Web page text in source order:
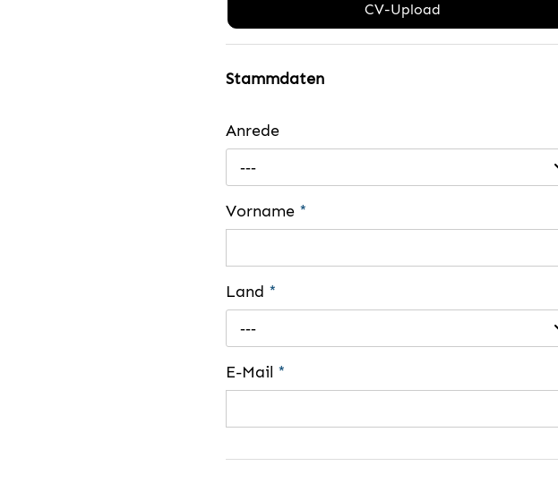
CV-Upload
Stammdaten
Anrede
---
Vorname *
Land *
---
E-Mail *